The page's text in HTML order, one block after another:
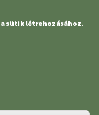
sütik létrehozásához.